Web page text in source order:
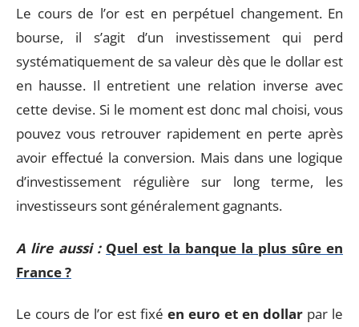
Le cours de l’or est en perpétuel changement. En
bourse, il s’agit d’un investissement qui perd
systématiquement de sa valeur dès que le dollar est
en hausse. Il entretient une relation inverse avec
cette devise. Si le moment est donc mal choisi, vous
pouvez vous retrouver rapidement en perte après
avoir effectué la conversion. Mais dans une logique
d’investissement régulière sur long terme, les
investisseurs sont généralement gagnants.
A lire aussi : Quel est la banque la plus sûre en
France ?
Le cours de l’or est fixé en euro et en dollar par le